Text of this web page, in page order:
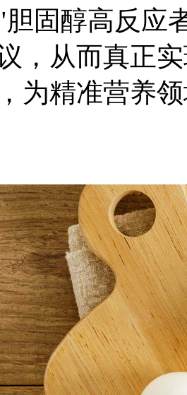
胆固醇高反应
，从而真正
为精准营养